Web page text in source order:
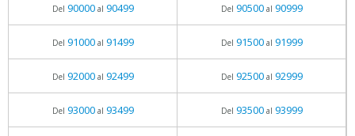
Del 90000al 90499 Del 90500al 90999
Del 91000al 91499 Del 91500al 91999
Del 92000al 92499 Del 92500al 92999
Del 93000al 93499 Del 93500al 93999